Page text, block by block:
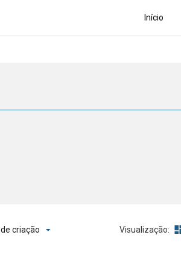
Início
criação Visualização: